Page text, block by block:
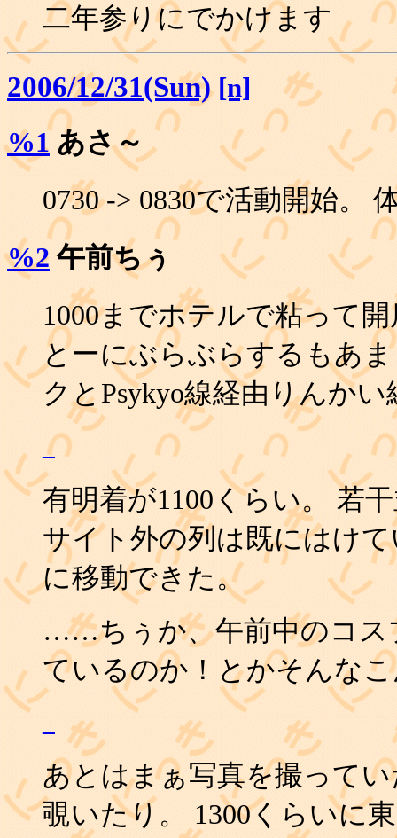
二年参りにでかけます
2006/12/31(Sun) [n]
%1あさ～
0730 -> 0830で活動開始。
%2 午前ちぅ
1000までホテルで粘って
とーにぶらぶらするもあ
クとPsykyo線経由りんか
_
有明着が1100くらい。 若
サイト外の列は既にはけ
に移動できた。
……ちぅか、午前中のコス
ているのか！とかそんな
あとはまぁ写真を撮って
覗いたり。 1300くらいに